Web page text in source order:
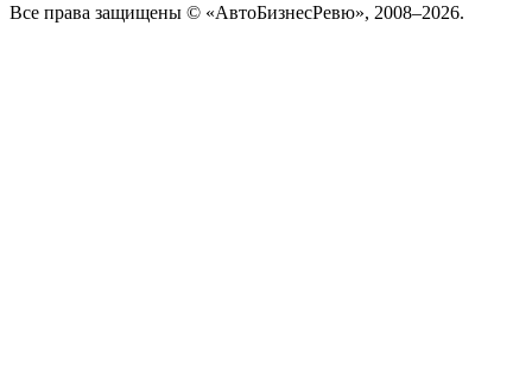
Все права защищены © «АвтоБизнесРевю», 2008–2026.